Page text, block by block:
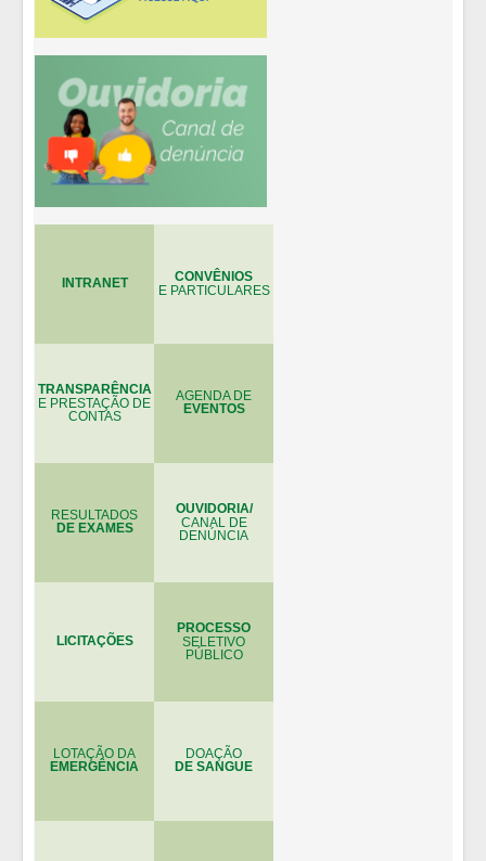
INTRANET CONVÊNIOS
E PARTICULARES
TRANSPARÊNCIA
E PRESTAÇÃO DE
CONTAS
AGENDA DE
EVENTOS
RESULTADOS
DE EXAMES
OUVIDORIA/
CANAL DE
DENÚNCIA
LICITAÇÕES
PROCESSO
SELETIVO
PÚBLICO
LOTAÇÃO DA
EMERGÊNCIA
DOAÇÃO
DE SANGUE